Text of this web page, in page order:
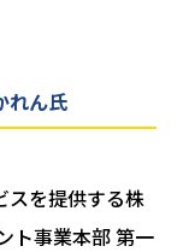
れん氏
スを提供する株
ト事業本部 第一